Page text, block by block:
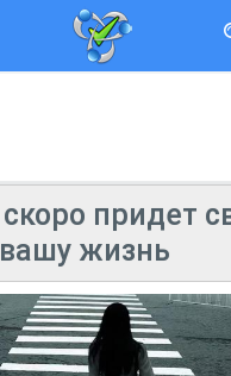
придет
жизнь